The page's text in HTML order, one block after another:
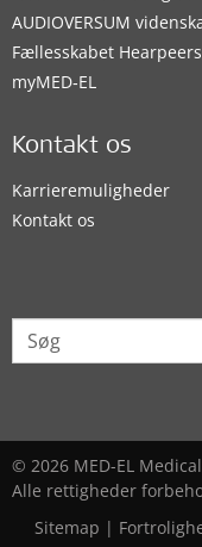
AUDIOVERSUM
Fællesskabet Hearpeers
myMED‑EL
Kontakt os
Karrieremuligheder
Kontakt os
© 2026 MED-EL
Alle rettigheder
Sitemap |